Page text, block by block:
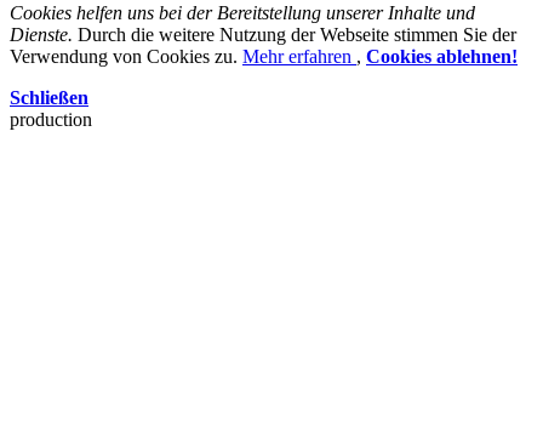
Cookies helfen uns bei der Bereitstellung unserer Inhalte und
Dienste. Durch die weitere Nutzung der Webseite stimmen Sie der
Verwendung von Cookies zu. Mehr erfahren , Cookies ablehnen!
Schließen
production